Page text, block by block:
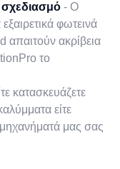
- Ο
φωτεινά
ακρίβεια
το
κατασκευάζετε
είτε
μηχανήματά μας σας